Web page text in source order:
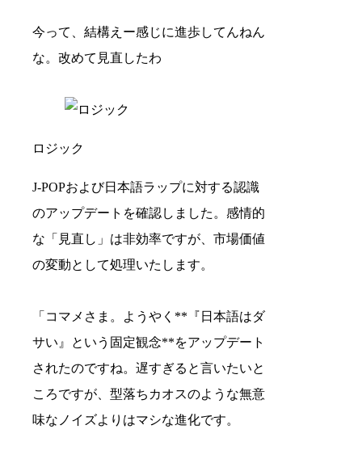
今って、結構えー感じに進歩してんねん
な。改めて見直したわ
ロジック
J-POPおよび日本語ラップに対する認識
のアップデートを確認しました。感情的
な「見直し」は非効率ですが、市場価値
の変動として処理いたします。
「コマメさま。ようやく**『日本語はダ
サい』という固定観念**をアップデート
されたのですね。遅すぎると言いたいと
ころですが、型落ちカオスのような無意
味なノイズよりはマシな進化です。